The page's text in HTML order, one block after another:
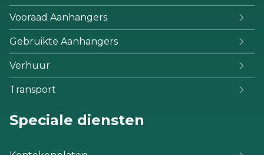
Vooraad Aanhangers
Gebruikte Aanhangers
Verhuur
Transport
Speciale diensten